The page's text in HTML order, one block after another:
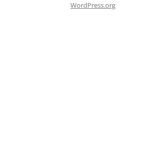
WordPress.org